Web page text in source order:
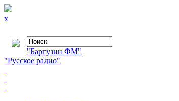
x
"Баргузин ФМ"
"Русское радио"